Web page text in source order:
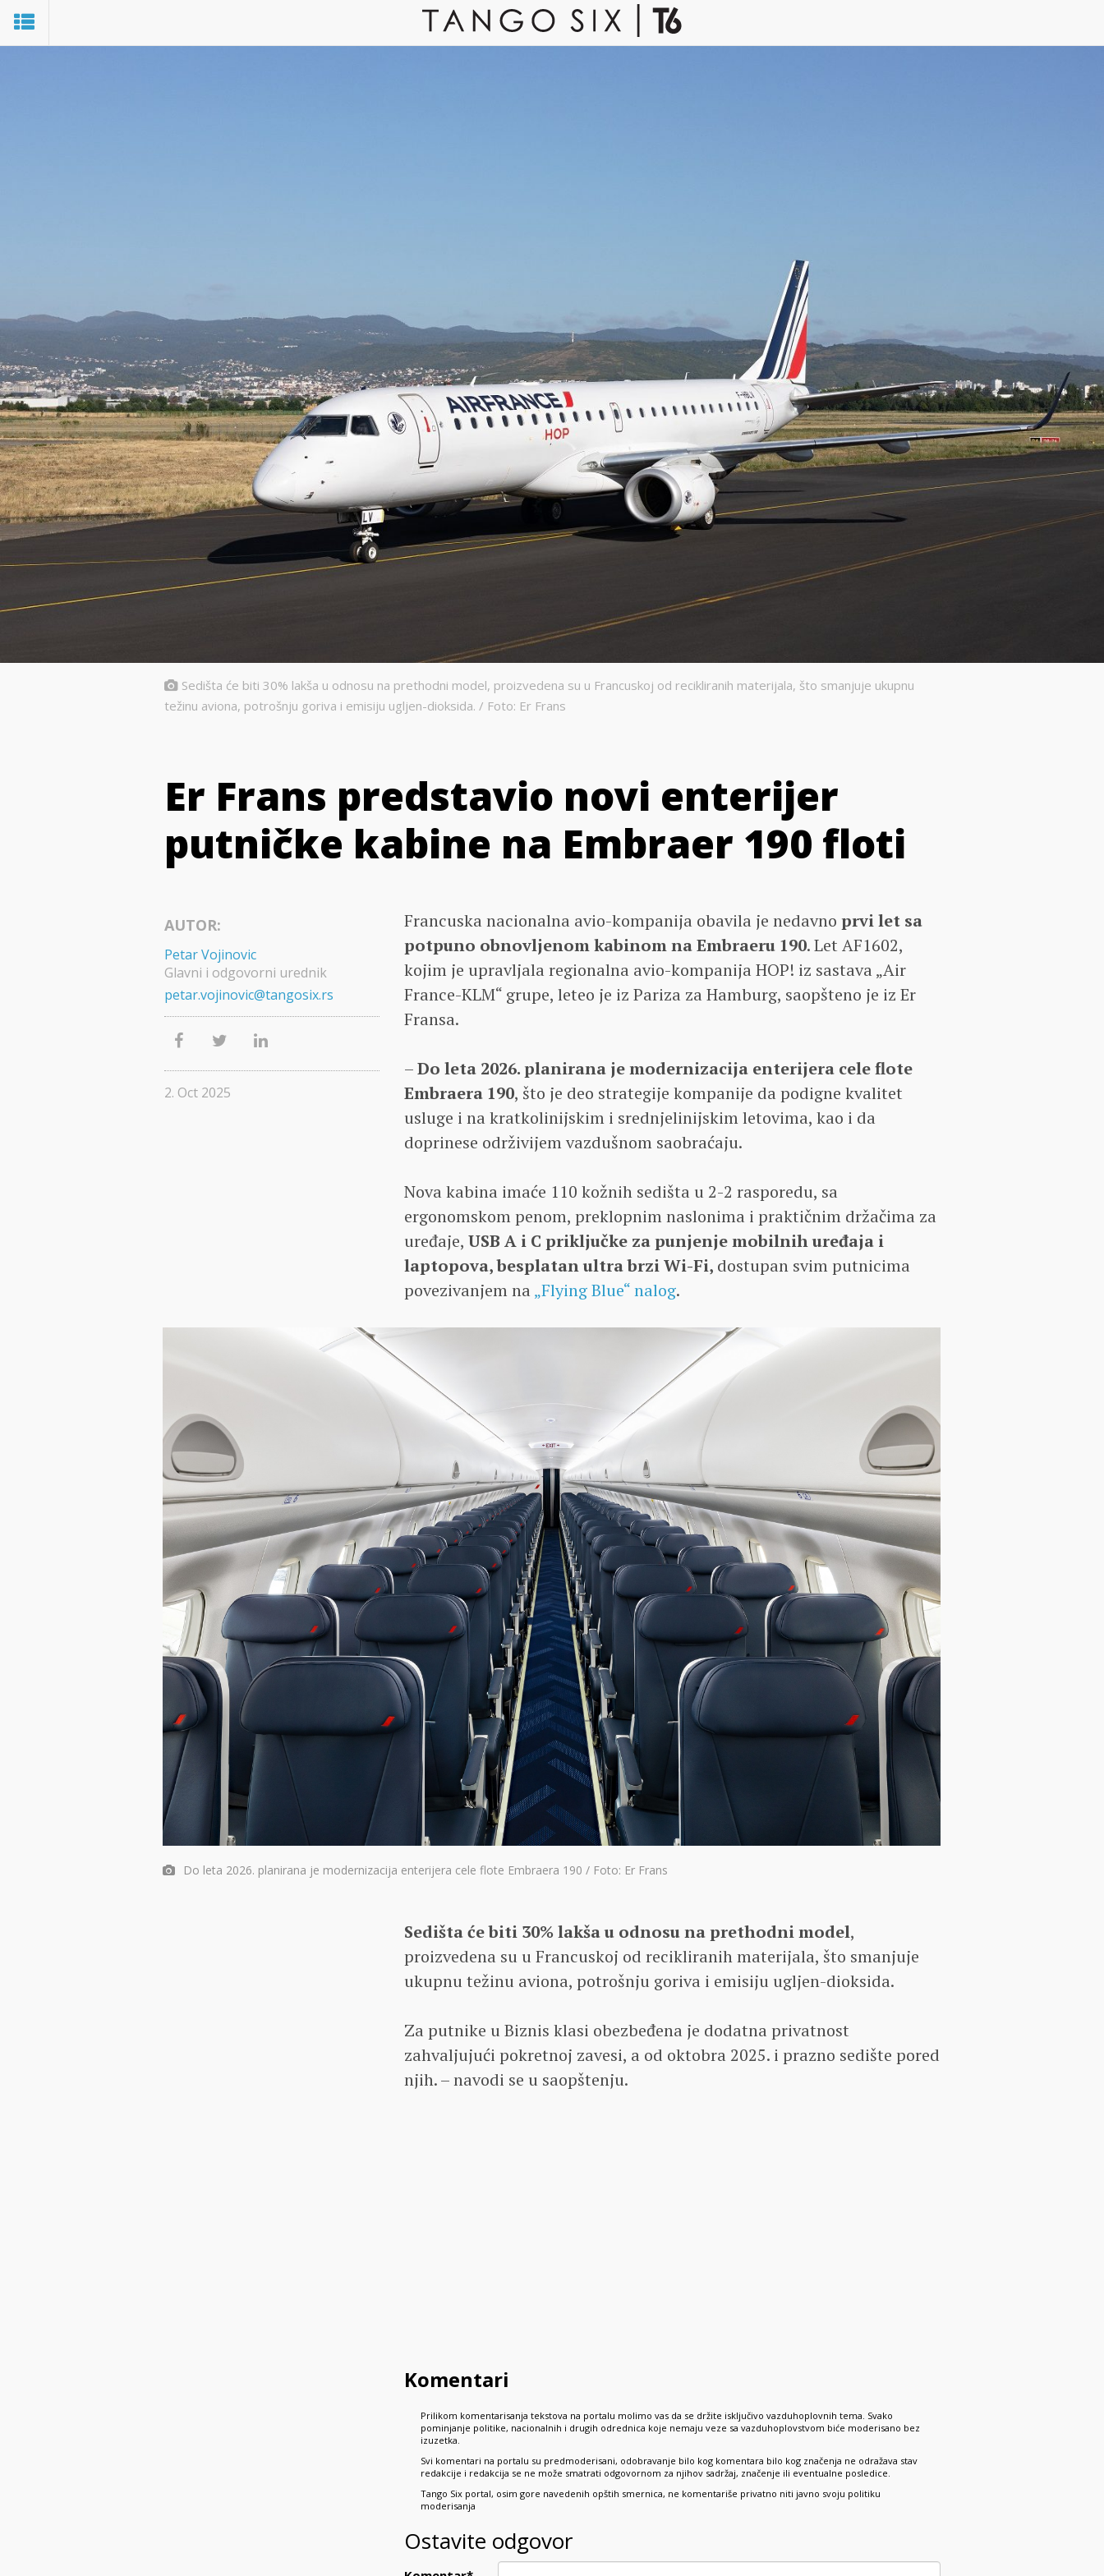
Sedišta će biti 30% lakša u odnosu na prethodni model, proizvedena su u Francuskoj od recikliranih materijala, što smanjuje ukupnu
težinu aviona, potrošnju goriva i emisiju ugljen-dioksida. / Foto: Er Frans
Er Frans predstavio novi enterijer
putničke kabine na Embraer 190 floti
Francuska nacionalna avio-kompanija obavila je nedavno prvi let sa
potpuno obnovljenom kabinom na Embraeru 190. Let AF1602,
kojim je upravljala regionalna avio-kompanija HOP! iz sastava „Air
France-KLM“ grupe, leteo je iz Pariza za Hamburg, saopšteno je iz Er
Fransa.
–Do leta 2026. planirana je modernizacija enterijera cele flote
Embraera 190, što je deo strategije kompanije da podigne kvalitet
usluge i na kratkolinijskim i srednjelinijskim letovima, kao i da
doprinese održivijem vazdušnom saobraćaju.
Nova kabina imaće 110 kožnih sedišta u 2-2 rasporedu, sa
ergonomskom penom, preklopnim naslonima i praktičnim držačima za
uređaje, USB A i C priključke za punjenje mobilnih uređaja i
laptopova, besplatan ultra brzi Wi-Fi, dostupan svim putnicima
povezivanjem na „Flying Blue“ nalog.
Do leta 2026. planirana je modernizacija enterijera cele flote Embraera 190 / Foto: Er Frans
Sedišta će biti 30% lakša u odnosu na prethodni model,
proizvedena su u Francuskoj od recikliranih materijala, što smanjuje
ukupnu težinu aviona, potrošnju goriva i emisiju ugljen-dioksida.
Za putnike u Biznis klasi obezbeđena je dodatna privatnost
zahvaljujući pokretnoj zavesi, a od oktobra 2025. i prazno sedište pored
njih. – navodi se u saopštenju.
Komentari
Prilikom komentarisanja tekstova na portalu molimo vas da se držite isključivo vazduhoplovnih tema. Svako
pominjanje politike, nacionalnih i drugih odrednica koje nemaju veze sa vazduhoplovstvom biće moderisano bez
izuzetka.
Svi komentari na portalu su predmoderisani, odobravanje bilo kog komentara bilo kog značenja ne odražava stav
redakcije i redakcija se ne može smatrati odgovornom za njihov sadržaj, značenje ili eventualne posledice.
Tango Six portal, osim gore navedenih opštih smernica, ne komentariše privatno niti javno svoju politiku
moderisanja
Ostavite odgovor
AUTOR:
Petar Vojinovic
Glavni i odgovorni urednik
petar.vojinovic@tangosix.rs
2. Oct 2025